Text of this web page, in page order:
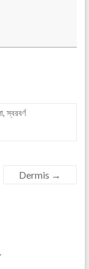
,স্বরবর্ণ
Dermis →